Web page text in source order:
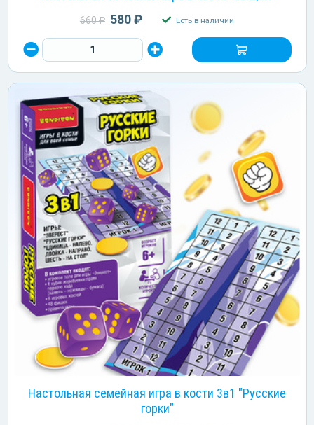
660 ₽ 580 ₽ Есть в наличии
Настольная семейная игра в кости 3в1 "Русские
горки"